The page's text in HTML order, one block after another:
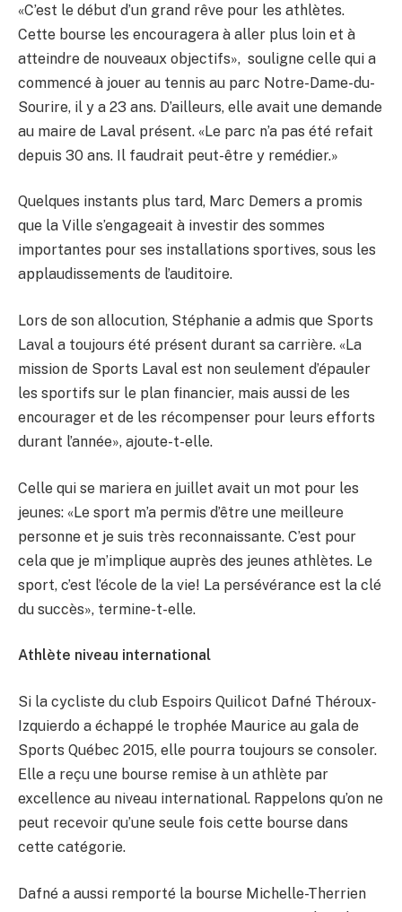
«C’est le début d’un grand rêve pour les athlètes.
Cette bourse les encouragera à aller plus loin et à
atteindre de nouveaux objectifs», souligne celle qui a
commencé à jouer au tennis au parc Notre-Dame-du-
Sourire, il y a 23 ans. D’ailleurs, elle avait une demande
au maire de Laval présent. «Le parc n’a pas été refait
depuis 30 ans. Il faudrait peut-être y remédier.»
Quelques instants plus tard, Marc Demers a promis
que la Ville s’engageait à investir des sommes
importantes pour ses installations sportives, sous les
applaudissements de l’auditoire.
Lors de son allocution, Stéphanie a admis que Sports
Laval a toujours été présent durant sa carrière. «La
mission de Sports Laval est non seulement d’épauler
les sportifs sur le plan financier, mais aussi de les
encourager et de les récompenser pour leurs efforts
durant l’année», ajoute-t-elle.
Celle qui se mariera en juillet avait un mot pour les
jeunes: «Le sport m’a permis d’être une meilleure
personne et je suis très reconnaissante. C’est pour
cela que je m’implique auprès des jeunes athlètes. Le
sport, c’est l’école de la vie! La persévérance est la clé
du succès», termine-t-elle.
Athlète niveau international
Si la cycliste du club Espoirs Quilicot Dafné Théroux‐
Izquierdo a échappé le trophée Maurice au gala de
Sports Québec 2015, elle pourra toujours se consoler.
Elle a reçu une bourse remise à un athlète par
excellence au niveau international. Rappelons qu’on ne
peut recevoir qu’une seule fois cette bourse dans
cette catégorie.
Dafné a aussi remporté la bourse Michelle-Therrien